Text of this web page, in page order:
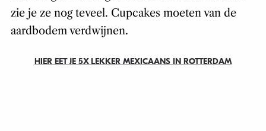
zie je ze nog teveel. Cupcakes moeten van de
aardbodem verdwijnen.
HIER EET JE 5X LEKKER MEXICAANS IN ROTTERDAM